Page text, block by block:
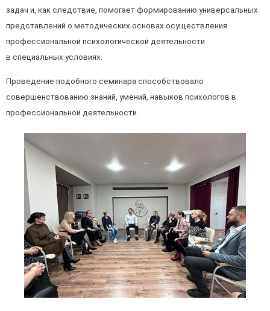
задач и, как следствие, помогает формированию универсальных
представлений о методических основах осуществления
профессиональной психологической деятельности
в специальных условиях.
Проведение подобного семинара способствовало
совершенствованию знаний, умений, навыков психологов в
профессиональной деятельности.